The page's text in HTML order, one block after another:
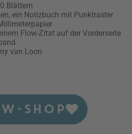
Blättern
ein Notizbuch mit Punktraster
Flow-Zitat auf der Vorderseite
van Loon
SHOP